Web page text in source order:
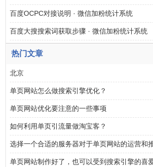
百度OCPC对接说明 · 微信加粉统计系统
百度大搜搜索词获取步骤 · 微信加粉统计系统
热门文章
北京
单页网站怎么做搜索引擎优化？
单页网站优化要注意的一些事项
如何利用单页引流量做淘宝客？
选择一个合适的服务器对于单页网站的运营和
单页网站制作好了，也可以受到搜索引擎的喜